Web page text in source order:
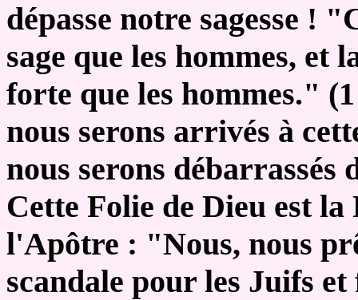
dépasse notre sagesse !
sage que les hommes, et
forte que les hommes."
nous serons arrivés à
nous serons débarrassés
Cette Folie de Dieu est
l'Apôtre : "Nous, nous
scandale pour les Juifs